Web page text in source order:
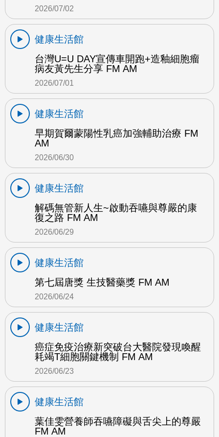
2026/07/02
健康生活館
台灣U=U DAY宣傳車開跑+造釉細胞瘤
病友黃先生分享 FM AM
2026/07/01
健康生活館
早期賀爾蒙陽性乳癌加強輔助治療 FM
AM
2026/06/30
健康生活館
解碼無管新人生~啟動吞嚥與尊嚴的康
復之路 FM AM
2026/06/29
健康生活館
第七屆唐獎 生技醫藥獎 FM AM
2026/06/24
健康生活館
癌症免疫治療新突破台大醫院發現喚醒
耗竭T細胞關鍵機制 FM AM
2026/06/23
健康生活館
葉佳雯營養師吞嚥障礙與舌尖上的尊嚴
FM AM